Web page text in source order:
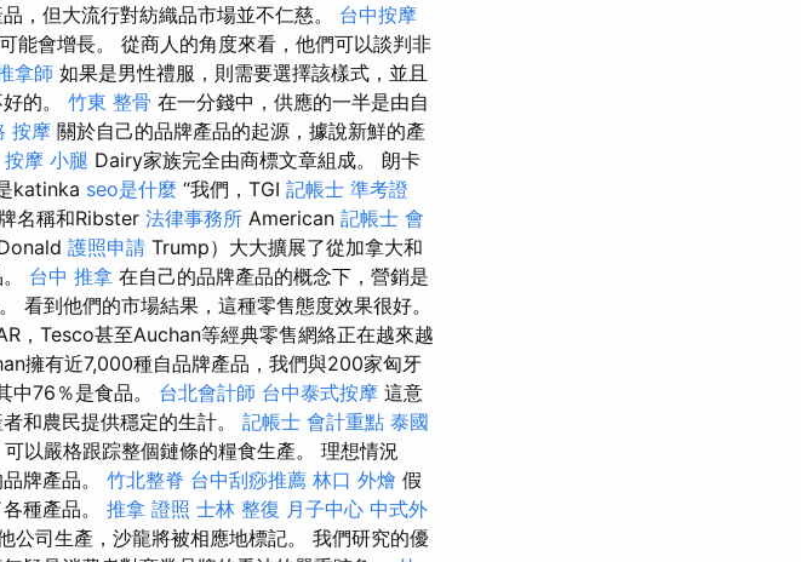
，但大流行對紡織品市場並不仁慈。 台中按摩
會增長。 從商人的角度來看，他們可以談判非
拿師 如果是男性禮服，則需要選擇該樣式，並且
的。 竹東 整骨 在一分錢中，供應的一半是由自
按摩 關於自己的品牌產品的起源，據說新鮮的產
按摩 小腿 Dairy家族完全由商標文章組成。 朗卡
katinka seo是什麼 “我們，TGI 記帳士 準考證
名稱和Ribster 法律事務所 American 記帳士 會
護照申請 Trump）大大擴展了從加拿大和
台中 推拿 在自己的品牌產品的概念下，營銷是
看到他們的市場結果，這種零售態度效果很好。
，Tesco甚至Auchan等經典零售網絡正在越來越
擁有近7,000種自品牌產品，我們與200家匈牙
中76％是食品。 台北會計師 台中泰式按摩 這意
和農民提供穩定的生計。 記帳士 會計重點 泰國
以嚴格跟踪整個鏈條的糧食生產。 理想情況
牌產品。 竹北整脊 台中刮痧推薦 林口 外燴 假
種產品。 推拿 證照 士林 整復 月子中心 中式外
公司生產，沙龍將被相應地標記。 我們研究的優